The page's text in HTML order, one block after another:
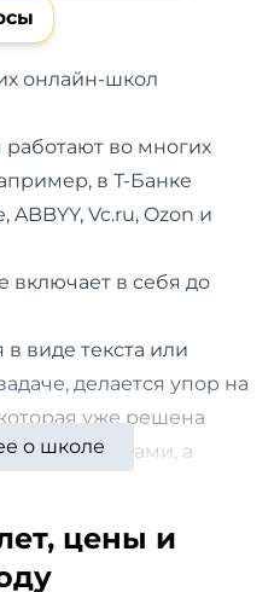
онлайн-школ
во многих
в Т-Банке
Vc.ru, Ozon и
включает в себя до
виде текста или
делается упор на
уже решена
а
Вопросы
концепции, а не
о школе
цены и